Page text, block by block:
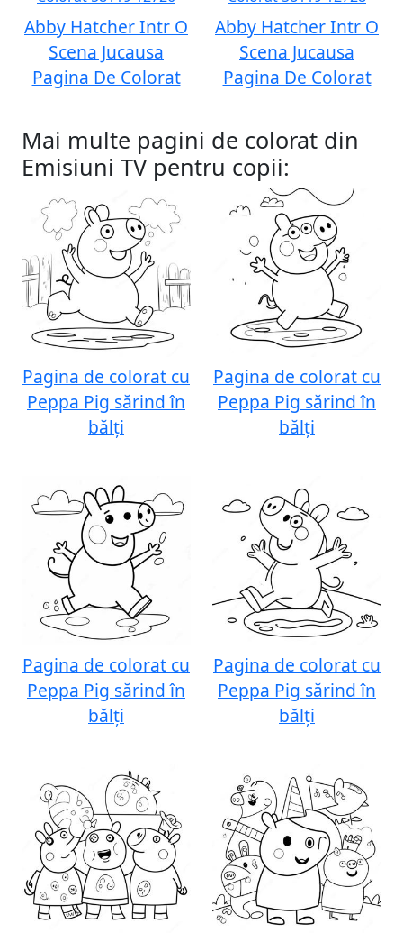
Abby Hatcher Intr O
Scena Jucausa
Pagina De Colorat
Abby Hatcher Intr O
Scena Jucausa
Pagina De Colorat
Mai multe pagini de colorat din
Emisiuni TV pentru copii:
Pagina de colorat cu
Peppa Pig sărind în
bălți
Pagina de colorat cu
Peppa Pig sărind în
bălți
Pagina de colorat cu
Peppa Pig sărind în
bălți
Pagina de colorat cu
Peppa Pig sărind în
bălți